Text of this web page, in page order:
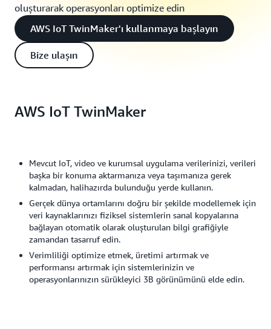
oluşturarak operasyonları optimize edin
AWS IoT TwinMaker'ı kullanmaya başlayın
Bize ulaşın
AWS IoT TwinMaker
Mevcut IoT, video ve kurumsal uygulama verilerinizi, verileri
başka bir konuma aktarmanıza veya taşımanıza gerek
kalmadan, halihazırda bulunduğu yerde kullanın.
Gerçek dünya ortamlarını doğru bir şekilde modellemek için
veri kaynaklarınızı fiziksel sistemlerin sanal kopyalarına
bağlayan otomatik olarak oluşturulan bilgi grafiğiyle
zamandan tasarruf edin.
Verimliliği optimize etmek, üretimi artırmak ve
performansı artırmak için sistemlerinizin ve
operasyonlarınızın sürükleyici 3B görünümünü elde edin.